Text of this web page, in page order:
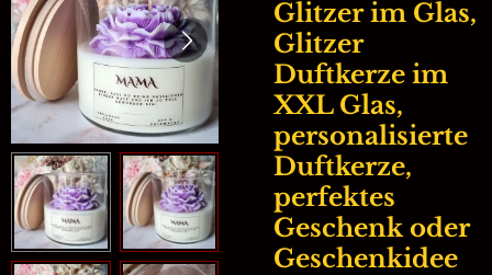
Glitzer im Glas,
Glitzer
Duftkerze im
XXL Glas,
personalisierte
Duftkerze,
perfektes
Geschenk oder
Geschenkidee